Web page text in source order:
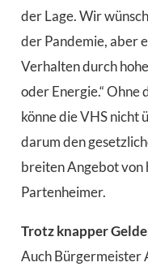
der Lage. Wir
der Pandemie, aber
Verhalten durch
oder Energie.“ Ohne
könne die VHS nicht
darum den
breiten Angebot von
Partenheimer.
Trotz knapper
Auch Bürgermeister